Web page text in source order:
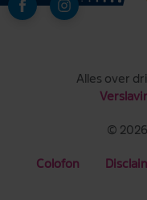
©
Alles over
Colofon